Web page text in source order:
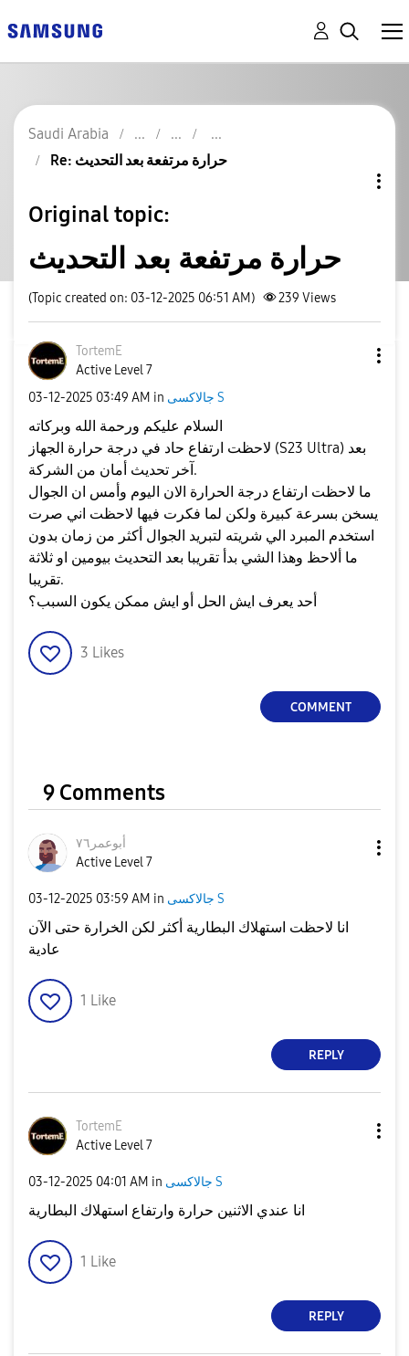
Saudi Arabia
Re: حرارة مرتفعة بعد التحديث
Original topic:
حرارة مرتفعة بعد التحديث
(Topic created on: 03-12-2025 06:51 AM) 239 Views
TortemE
Active Level 7
‎03-12-2025 03:49 AM in جالاكسى S
لاحظت ارتفاع حاد في درجة حرارة الجهاز (S23 Ultra) بعد
آخر تحديث أمان من الشركة.
ما لاحظت ارتفاع درجة الحرارة الان اليوم وأمس ان الجوال
يسخن بسرعة كبيرة ولكن لما فكرت فيها لاحظت اني صرت
استخدم المبرد الي شريته لتبريد الجوال أكثر من زمان بدون
ما ألاحظ وهذا الشي بدأ تقريبا بعد التحديث بيومين او ثلاثة
تقريبا.
أحد يعرف ايش الحل أو ايش ممكن يكون السبب؟
3 Likes
COMMENT
9 Comments
أبوعمر٧٦
Active Level 7
‎03-12-2025 03:59 AM in جالاكسى S
انا لاحظت استهلاك البطارية أكثر لكن الخرارة حتى الآن
عادية
1 Like
REPLY
TortemE
Active Level 7
‎03-12-2025 04:01 AM in جالاكسى S
انا عندي الاثنين حرارة وارتفاع استهلاك البطارية
1 Like
REPLY